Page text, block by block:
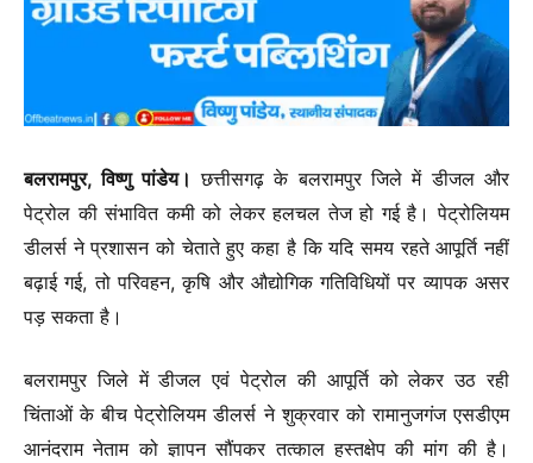
बलरामपुर, विष्णु पांडेय। छत्तीसगढ़ के बलरामपुर जिले में डीजल और
पेट्रोल की संभावित कमी को लेकर हलचल तेज हो गई है। पेट्रोलियम
डीलर्स ने प्रशासन को चेताते हुए कहा है कि यदि समय रहते आपूर्ति नहीं
बढ़ाई गई, तो परिवहन, कृषि और औद्योगिक गतिविधियों पर व्यापक असर
पड़ सकता है।
बलरामपुर जिले में डीजल एवं पेट्रोल की आपूर्ति को लेकर उठ रही
चिंताओं के बीच पेट्रोलियम डीलर्स ने शुक्रवार को रामानुजगंज एसडीएम
आनंदराम नेताम को ज्ञापन सौंपकर तत्काल हस्तक्षेप की मांग की है।